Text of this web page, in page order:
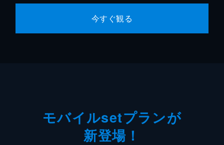
今すぐ観る
モバイルsetプランが
新登場！